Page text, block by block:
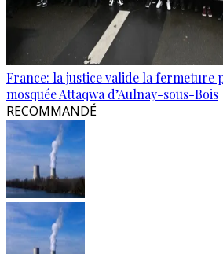
France: la justice valide la fermeture
mosquée Attaqwa d’Aulnay-sous-Bois
RECOMMANDÉ